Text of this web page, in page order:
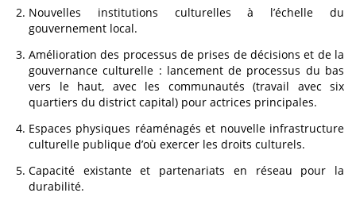
Nouvelles institutions culturelles à l’échelle du
gouvernement local.
Amélioration des processus de prises de décisions et de la
gouvernance culturelle : lancement de processus du bas
vers le haut, avec les communautés (travail avec six
quartiers du district capital) pour actrices principales.
Espaces physiques réaménagés et nouvelle infrastructure
culturelle publique d’où exercer les droits culturels.
Capacité existante et partenariats en réseau pour la
durabilité.